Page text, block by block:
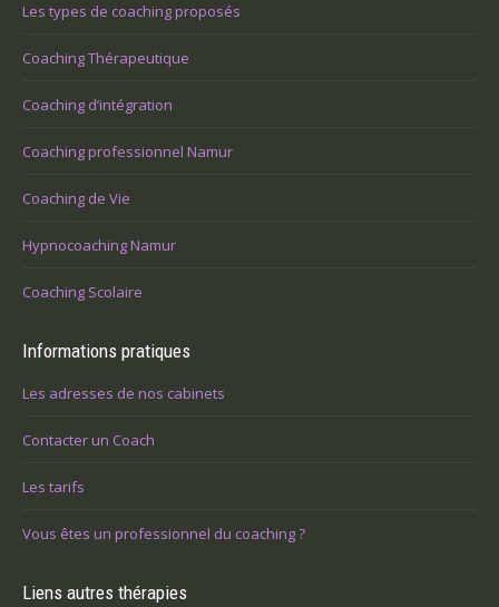
Les types de coaching proposés
Coaching Thérapeutique
Coaching d’intégration
Coaching professionnel Namur
Coaching de Vie
Hypnocoaching Namur
Coaching Scolaire
Informations pratiques
Les adresses de nos cabinets
Contacter un Coach
Les tarifs
Vous êtes un professionnel du coaching ?
Liens autres thérapies